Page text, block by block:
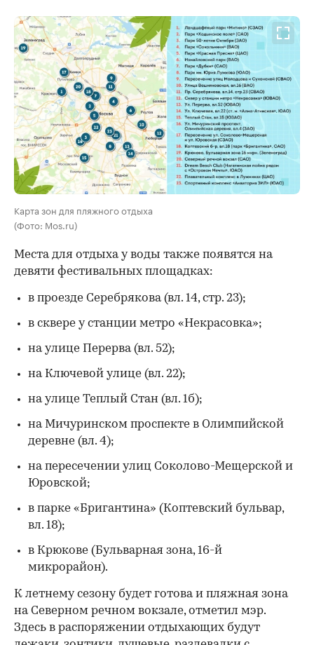
Карта зон для пляжного отдыха
(Фото: Mos.ru)
Места для отдыха у воды также появятся на
девяти фестивальных площадках:
в проезде Серебрякова (вл. 14, стр. 23);
в сквере у станции метро «Некрасовка»;
на улице Перерва (вл. 52);
на Ключевой улице (вл. 22);
на улице Теплый Стан (вл. 1б);
на Мичуринском проспекте в Олимпийской
деревне (вл. 4);
на пересечении улиц Соколово-Мещерской и
Юровской;
в парке «Бригантина» (Коптевский бульвар,
вл. 18);
в Крюкове (Бульварная зона, 16-й
микрорайон).
К летнему сезону будет готова и пляжная зона
на Северном речном вокзале, отметил мэр.
Здесь в распоряжении отдыхающих будут